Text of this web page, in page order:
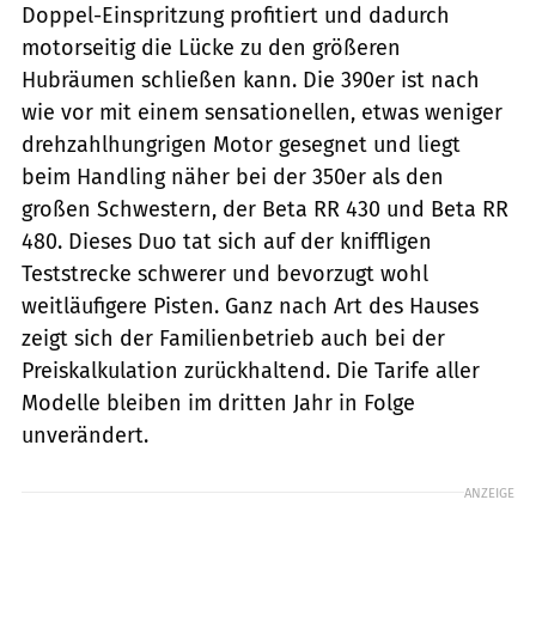
Doppel-Einspritzung profitiert und dadurch
motorseitig die Lücke zu den größeren
Hubräumen schließen kann. Die 390er ist nach
wie vor mit einem sensationellen, etwas weniger
drehzahlhungrigen Motor gesegnet und liegt
beim Handling näher bei der 350er als den
großen Schwes­tern, der Beta RR 430 und Beta RR
480. Dieses Duo tat sich auf der kniffligen
Teststrecke schwerer und bevorzugt wohl
weitläufigere Pisten. Ganz nach Art des Hauses
zeigt sich der Familienbetrieb auch bei der
Preiskalkulation zurückhaltend. Die Tarife aller
Modelle bleiben im dritten Jahr in Folge
unverändert.
ANZEIGE